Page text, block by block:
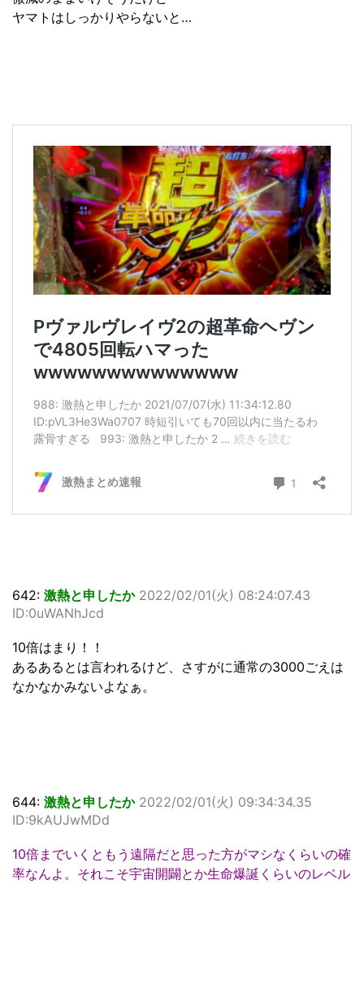
ヤマトはしっかりやらないと…
642: 激熱と申したか 2022/02/01(火) 08:24:07.43
ID:0uWANhJcd
10倍はまり！！
あるあるとは言われるけど、さすがに通常の3000ごえは
なかなかみないよなぁ。
644: 激熱と申したか 2022/02/01(火) 09:34:34.35
ID:9kAUJwMDd
10倍までいくともう遠隔だと思った方がマシなくらいの確
率なんよ。それこそ宇宙開闢とか生命爆誕くらいのレベル